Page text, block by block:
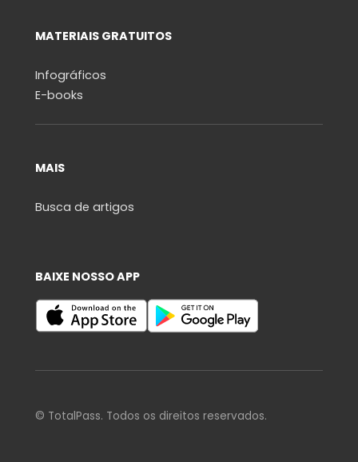
MATERIAIS GRATUITOS
Infográficos
E-books
MAIS
Busca de artigos
BAIXE NOSSO APP
© TotalPass. Todos os direitos reservados.